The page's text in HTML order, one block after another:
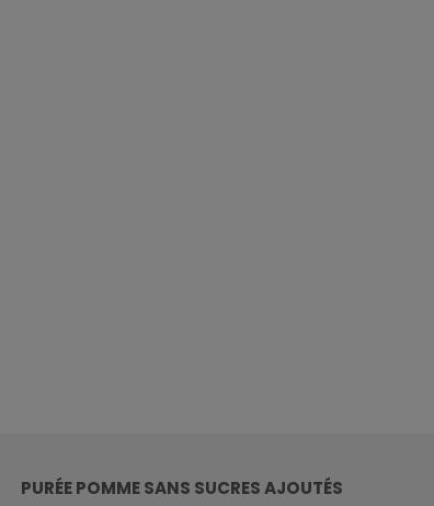
PURÉE POMME SANS SUCRES AJOUTÉS